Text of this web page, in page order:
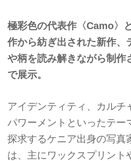
極彩色の代表作〈Camo〉
作から紡ぎ出された新作、
や柄を読み解きながら制作
で展示。
アイデンティティ、カルチ
パワーメントといったテー
探求するケニア出身の写真
は、主にワックスプリント